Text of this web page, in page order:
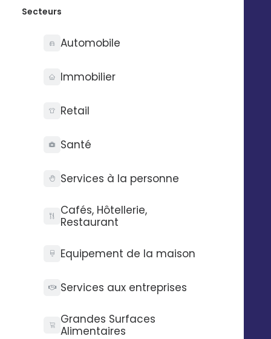
Secteurs
Automobile
Immobilier
Retail
Santé
Services à la personne
Cafés, Hôtellerie,
Restaurant
Equipement de la maison
Services aux entreprises
Grandes Surfaces
Alimentaires
performance sur les réseaux sociaux via un